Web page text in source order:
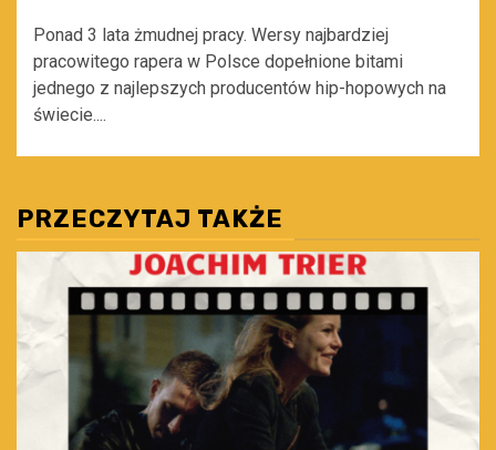
Ponad 3 lata żmudnej pracy. Wersy najbardziej
pracowitego rapera w Polsce dopełnione bitami
jednego z najlepszych producentów hip-hopowych na
świecie....
PRZECZYTAJ TAKŻE